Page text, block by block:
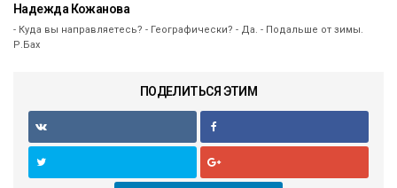
Надежда Кожанова
- Куда вы направляетесь? - Географически? - Да. - Подальше от зимы.
Р.Бах
ПОДЕЛИТЬСЯ ЭТИМ